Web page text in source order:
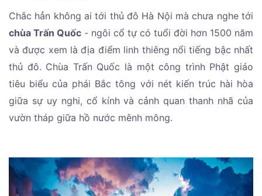
Chắc hẳn không ai tới thủ đô Hà Nội mà chưa nghe tới
chùa Trấn Quốc - ngôi cổ tự có tuổi đời hơn 1500 năm
và được xem là địa điểm linh thiêng nổi tiếng bậc nhất
thủ đô. Chùa Trấn Quốc là một công trình Phật giáo
tiêu biểu của phái Bắc tông với nét kiến trúc hài hòa
giữa sự uy nghi, cổ kính và cảnh quan thanh nhã của
vườn tháp giữa hồ nước mênh mông.